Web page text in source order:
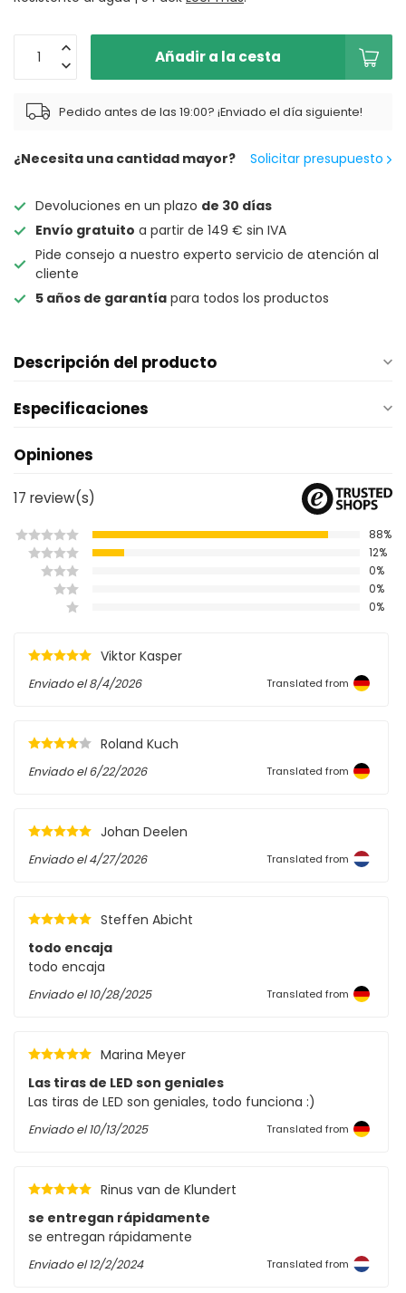
Añadir a la cesta
Pedido antes de las 19:00? ¡Enviado el día siguiente!
¿Necesita una cantidad mayor? Solicitar presupuesto
Devoluciones en un plazo de 30 días
Envío gratuito a partir de 149 € sin IVA
Pide consejo a nuestro experto servicio de atención al
cliente
5 años de garantía para todos los productos
Descripción del producto
Especificaciones
Opiniones
17 review(s)
88%
12%
0%
0%
0%
Viktor Kasper
Enviado el8/4/2026 Translated from
Roland Kuch
Enviado el6/22/2026 Translated from
Johan Deelen
Enviado el4/27/2026 Translated from
Steffen Abicht
todo encaja
todo encaja
Enviado el10/28/2025 Translated from
Marina Meyer
Las tiras de LED son geniales
Las tiras de LED son geniales, todo funciona :)
Enviado el10/13/2025 Translated from
Rinus van de Klundert
se entregan rápidamente
se entregan rápidamente
Enviado el12/2/2024 Translated from